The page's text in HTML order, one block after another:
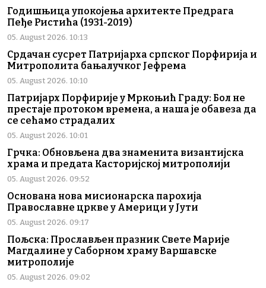
Годишњица упокојења архитекте Предрага
Пеђе Ристића (1931-2019)
05. August 2026. 10:13
Срдачан сусрет Патријарха српског Порфирија и
Митрополита бањалучког Јефрема
05. August 2026. 10:10
Патријарх Порфирије у Мркоњић Граду: Бол не
престаје протоком времена, а наша је обавеза да
се сећамо страдалих
05. August 2026. 10:01
Грчка: Обновљена два знаменита византијска
храма и предата Касторијској митрополији
05. August 2026. 09:52
Основана нова мисионарска парохија
Православне цркве у Америци у Јути
05. August 2026. 09:17
Пољска: Прослављен празник Свете Марије
Магдалине у Саборном храму Варшавске
митрополије
05. August 2026. 09:02